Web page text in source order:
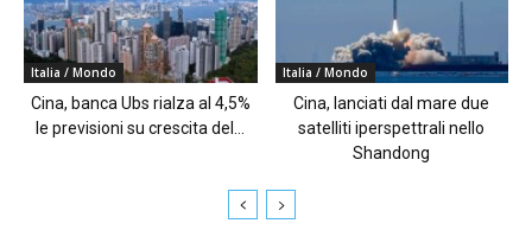
Italia / Mondo
Cina, banca Ubs rialza al 4,5%
le previsioni su crescita del...
Italia / Mondo
Cina, lanciati dal mare due
satelliti iperspettrali nello
Shandong